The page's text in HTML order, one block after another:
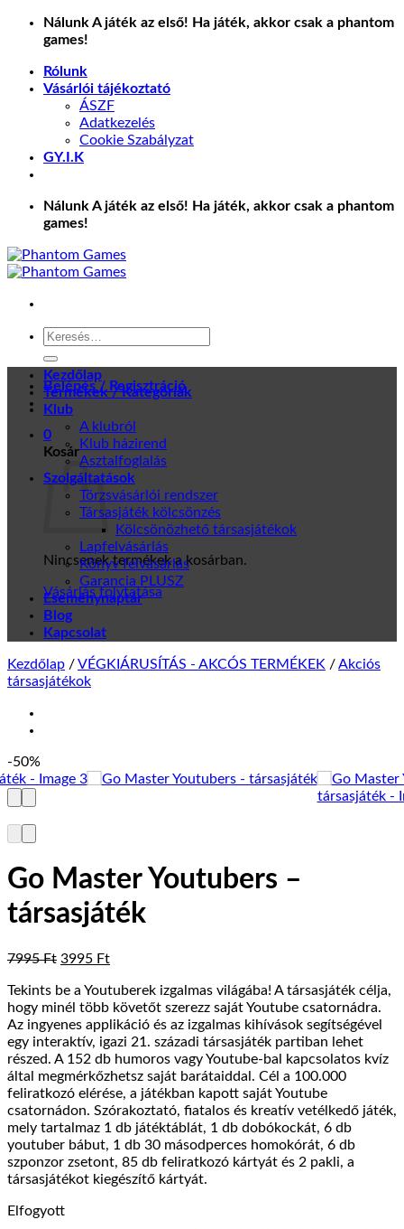
Skip
Nálunk A játék az első! Ha játék, akkor csak a phantom
games!
Rólunk
Vásárlói tájékoztató
ÁSZF
Adatkezelés
Cookie Szabályzat
GY.I.K
Nálunk A játék az első! Ha játék, akkor csak a phantom
games!
Keresés
következőre:
Belépés / Regisztráció
0
Kosár
Nincsenek termékek a kosárban.
Vásárlás folytatása
Kezdőlap
Termékek / Kategóriák
Klub
A klubról
Klub házirend
Asztalfoglalás
Szolgáltatások
Törzsvásárlói rendszer
Társasjáték kölcsönzés
Kölcsönözhető társasjátékok
Lapfelvásárlás
Könyv felvásárlás
Garancia PLUSZ
Eseménynaptár
Blog
Kapcsolat
Kezdőlap /VÉGKIÁRUSÍTÁS - AKCÓS TERMÉKEK /Akciós
társasjátékok
-50%
Go Master Youtubers –
társasjáték
7995Ft Original
was:
7995 Ft.
3995 FtCurrent
is:
3995 Ft.
Tekints be a Youtuberek izgalmas világába! A társasjáték célja,
hogy minél több követőt szerezz saját Youtube csatornádra.
Az ingyenes applikáció és az izgalmas kihívások segítségével
egy interaktív, igazi 21. századi társasjáték partiban lehet
részed. A 152 db humoros vagy Youtube-bal kapcsolatos kvíz
által megmérkőzhetsz saját barátaiddal. Cél a 100.000
feliratkozó elérése, a játékban kapott saját Youtube
csatornádon. Szórakoztató, fiatalos és kreatív vetélkedő játék,
mely tartalmaz 1 db játéktáblát, 1 db dobókockát, 6 db
youtuber bábut, 1 db 30 másodperces homokórát, 6 db
szponzor zsetont, 85 db feliratkozó kártyát és 2 pakli, a
társasjátékot kiegészítő kártyát.
Elfogyott